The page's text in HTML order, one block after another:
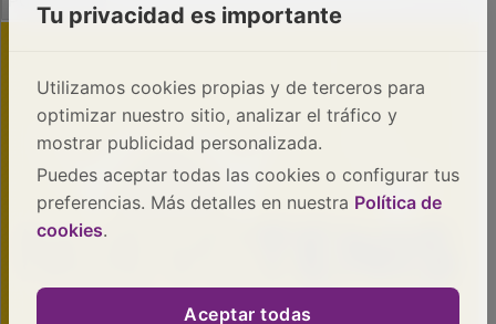
Tu privacidad es importante
Utilizamos cookies propias y de terceros para
optimizar nuestro sitio, analizar el tráfico y
mostrar publicidad personalizada.
Puedes aceptar todas las cookies o configurar tus
preferencias. Más detalles en nuestra Política de
cookies.
Aceptar todas